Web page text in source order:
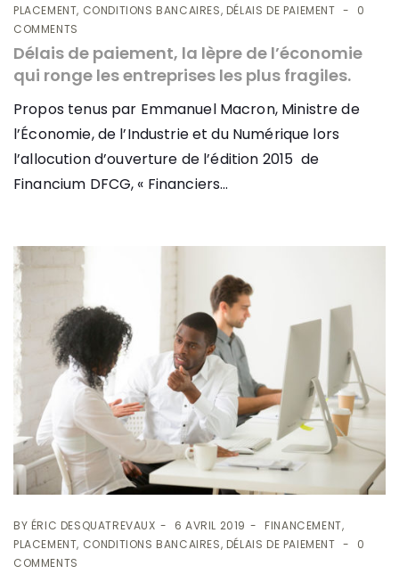
PLACEMENT, CONDITIONS BANCAIRES, DÉLAIS DE PAIEMENT
0
COMMENTS
Délais de paiement, la lèpre de l’économie
qui ronge les entreprises les plus fragiles.
Propos tenus par Emmanuel Macron, Ministre de
l’Économie, de l’Industrie et du Numérique lors
l’allocution d’ouverture de l’édition 2015 de
Financium DFCG, « Financiers...
BY ÉRIC DESQUATREVAUX 6 AVRIL 2019
FINANCEMENT,
PLACEMENT, CONDITIONS BANCAIRES, DÉLAIS DE PAIEMENT
0
COMMENTS